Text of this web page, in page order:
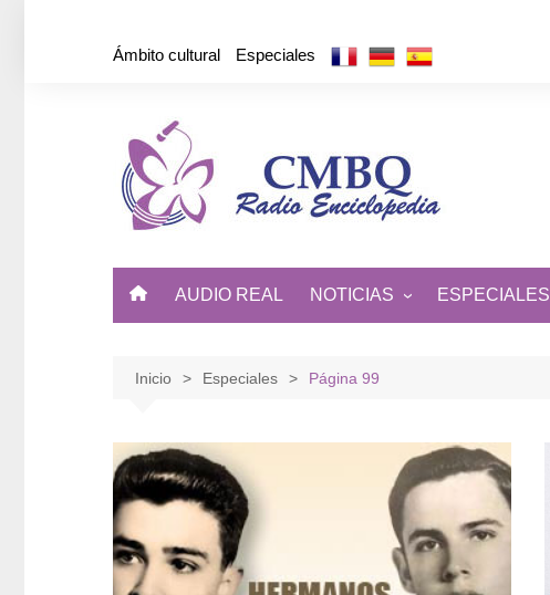
Ámbito cultural Especiales
AUDIO REAL NOTICIAS
DE CUBA Y EL MUNDO
ESPECIALES
Inicio Especiales Página 99